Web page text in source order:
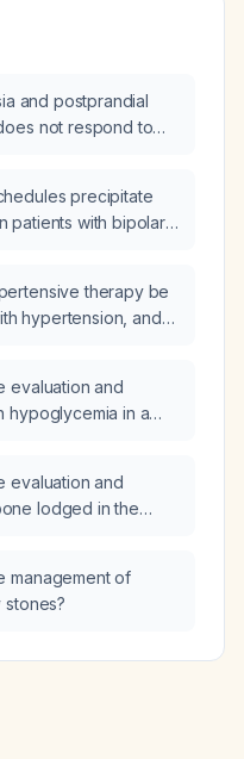
and postprandial
not respond to
in
what is the
precipitate
patients with bipolar
therapy be
hypertension, and
evaluation and
hypoglycemia in a
evaluation and
lodged in the
management of
stones?